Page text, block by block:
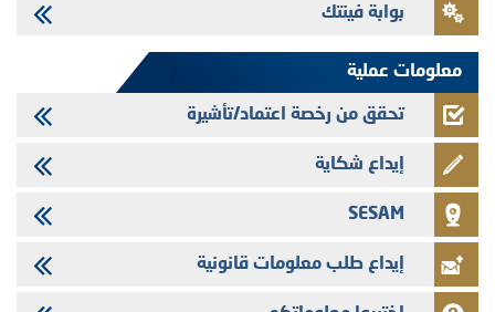
Saham Leasing - التحيين السنوي لملف المعلومات المتعلق ببرنامج إصدار
بوابة فينتك
معلومات عملية
تحقق من رخصة اعتماد/تأشيرة
إيداع شكاية
SESAM
إيداع طلب معلومات قانونية